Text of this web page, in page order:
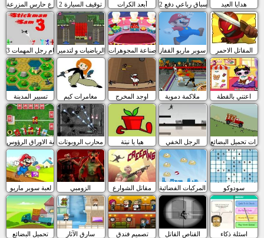
المزارع حارس المزرعةتوقيف السيارة 2 أبعد الكرات سباق رباعي دفع 2 هدايا العيد
سام رجل المهمات 3الرياضيات و لتدمير صناعة المجوهرات لعبة سوبر ماريو القفازالمقاتل الاحمر
تسيير المدينة مغامرات كيم اوجد المخرج ملاكمة دموية اعتني بالقطة
لعبة الاوراق الرؤوسمحارب الروبوتات هيا يا نبتة الرجل الخفي تحميل البضائع
لعبة سوبر ماريو الزومبي مقاتل الشوارع فجر المركبات الفضائية سودوكو
تحميل البضائع سارق الآثار تصميم فندق القناص القاتل اسئلة ذكاء